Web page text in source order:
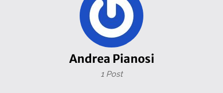
Andrea Pianosi
1 Post